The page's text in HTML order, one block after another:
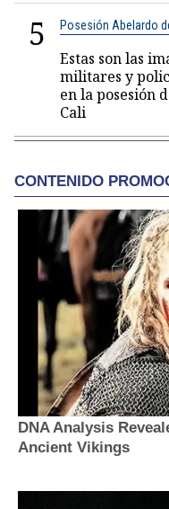
5 Posesión Abelardo
Estas son las
militares y
en la posesión
Cali